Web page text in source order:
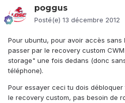
poggus
Posté(e) 13 décembre 2012
Pour ubuntu, pour avoir accès sans
passer par le recovery custom
storage" une fois dedans (donc
téléphone).
Pour essayer ceci tu dois
le recovery custom, pas besoin de